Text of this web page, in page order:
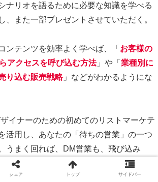
ナリオを語るために必要な知識を学べる
、また一部プレゼントさせていただく。
ンテンツを効率よく学べば、「 お客様の
アクセスを呼び込む方法」や「 業種別に
り込む販売戦略」などがわかるようにな
イナーのための初めてのリストマーケテ
活用し、あなたの「待ちの営業」の一つ
うまく回れば、DM営業も、飛び込み
みも、自分から営業する必要は一切なく
集客に困ることはなくなるだろう。
シェア トップ サイドバー